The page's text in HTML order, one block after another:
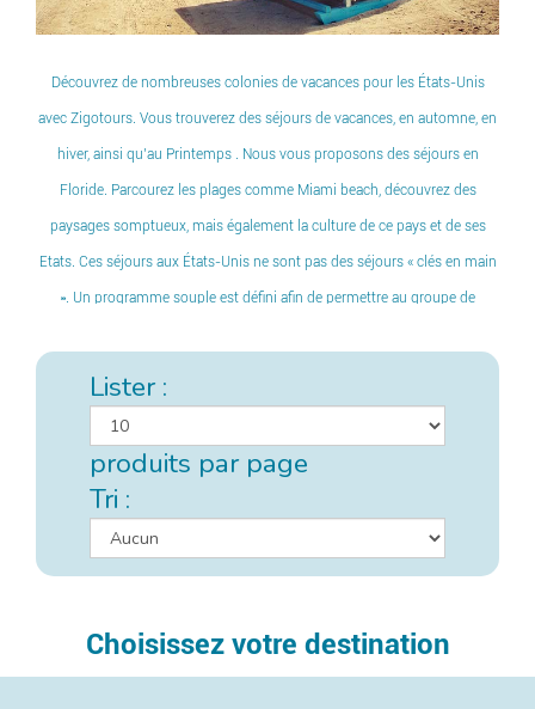
Découvrez de nombreuses colonies de vacances pour les États-Unis
avec Zigotours. Vous trouverez des séjours de vacances, en automne, en
hiver, ainsi qu’au Printemps . Nous vous proposons des séjours en
Floride. Parcourez les plages comme Miami beach, découvrez des
paysages somptueux, mais également la culture de ce pays et de ses
Etats. Ces séjours aux États-Unis ne sont pas des séjours « clés en main
». Un programme souple est défini afin de permettre au groupe de
Lister :
produits par page
Tri :
Choisissez votre destination